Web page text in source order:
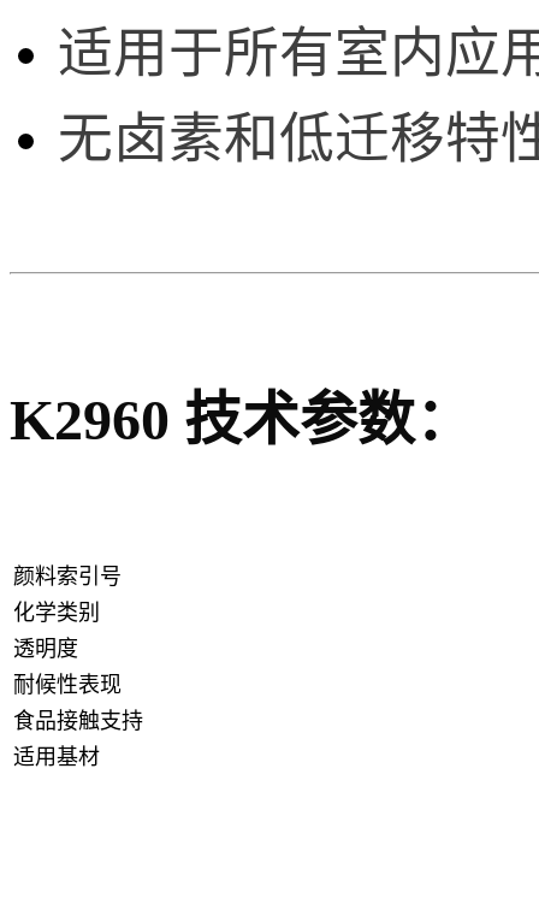
适用于所有室内应
无卤素和低迁移特
K2960 技术参数：
颜料索引号
化学类别
透明度
耐候性表现
食品接触支持
适用基材